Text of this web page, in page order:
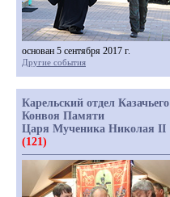
основан 5 сентября 2017 г.
Другие события
Карельский отдел Казачьего
Конвоя Памяти
Царя Мученика Николая II
(121)